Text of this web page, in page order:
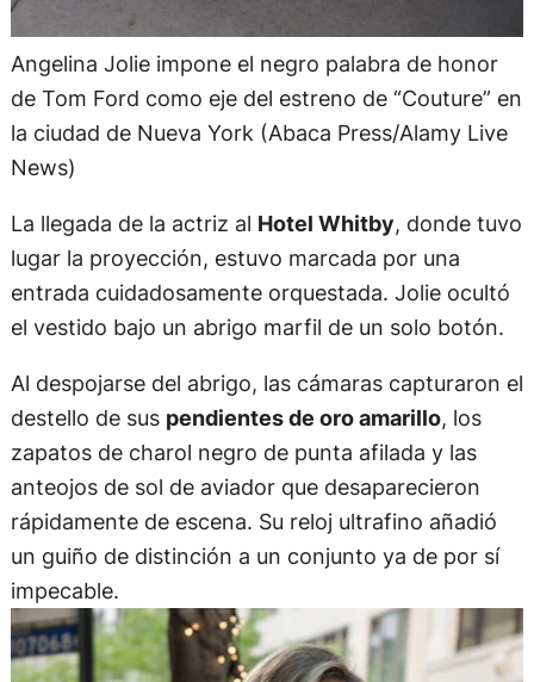
Angelina Jolie impone el negro palabra de honor
de Tom Ford como eje del estreno de “Couture” en
la ciudad de Nueva York (Abaca Press/Alamy Live
News)
La llegada de la actriz al Hotel Whitby, donde tuvo
lugar la proyección, estuvo marcada por una
entrada cuidadosamente orquestada. Jolie ocultó
el vestido bajo un abrigo marfil de un solo botón.
Al despojarse del abrigo, las cámaras capturaron el
destello de sus pendientes de oro amarillo, los
zapatos de charol negro de punta afilada y las
anteojos de sol de aviador que desaparecieron
rápidamente de escena. Su reloj ultrafino añadió
un guiño de distinción a un conjunto ya de por sí
impecable.